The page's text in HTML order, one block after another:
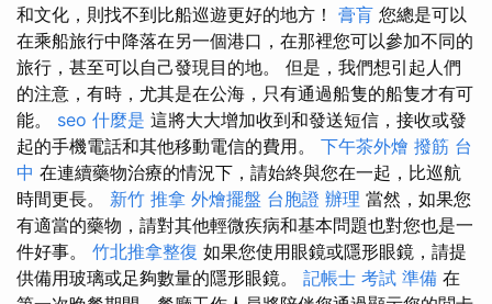
和文化，則找不到比船巡遊更好的地方！ 膏肓 您總是可以
在乘船旅行中降落在另一個港口，在那裡您可以參加不同的
旅行，甚至可以自己發現目的地。 但是，我們想引起人們
的注意，有時，尤其是在公海，只有通過船隻的船隻才有可
能。 seo 什麼是 這將大大增加收到和發送短信，接收或發
起的手機電話和其他移動電信的費用。 下午茶外燴 撥筋 台
中 在連續藥物治療的情況下，請始終與您在一起，比巡航
時間更長。 新竹 推拿 外燴擺盤 台胞證 辦理 當然，如果您
有適當的藥物，請對其他輕微疾病和基本問題也對您也是一
件好事。 竹北推拿整復 如果您使用眼鏡或隱形眼鏡，請提
供備用玻璃或足夠數量的隱形眼鏡。 記帳士 考試 準備 在